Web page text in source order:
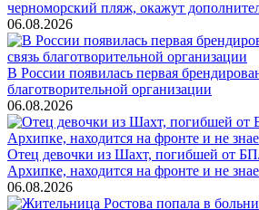
черноморский пляж, окажут
06.08.2026
В России появилась первая
благотворительной организации
06.08.2026
Отец девочки из Шахт, погибшей от
Архипке, находится на фронте и не
06.08.2026